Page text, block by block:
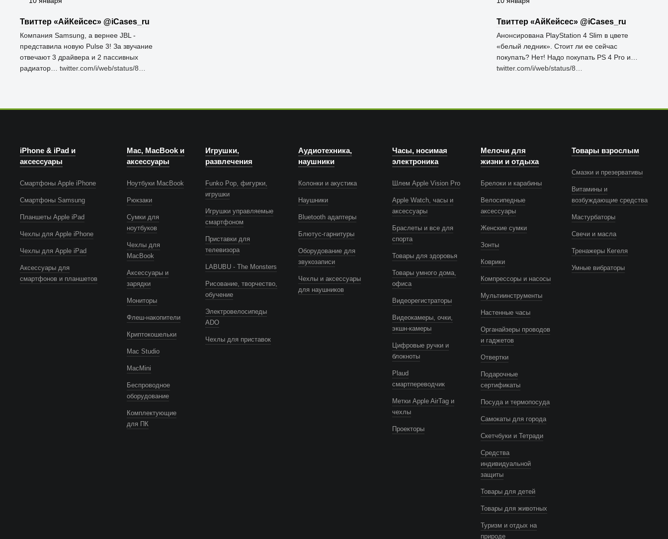
Твиттер «АйКейсес» ‏@iCases_ru
Анонсирована PlayStation 4 Slim в цвете
«белый ледник». Стоит ли ее сейчас
покупать? Нет! Надо покупать PS 4 Pro и…
twitter.com/i/web/status/8…
Твиттер «АйКейсес» ‏@iCases_ru
Компания Samsung, а вернее JBL -
представила новую Pulse 3! За звучание
отвечают 3 драйвера и 2 пассивных
радиатор… twitter.com/i/web/status/8…
iPhone & iPad и
аксессуары
Смартфоны Apple iPhone
Смартфоны Samsung
Планшеты Apple iPad
Чехлы для Apple iPhone
Чехлы для Apple iPad
Аксессуары для
смартфонов и планшетов
Mac, MacBook и
аксессуары
Ноутбуки MacBook
Рюкзаки
Сумки для
ноутбуков
Чехлы для
MacBook
Аксессуары и
зарядки
Мониторы
Флеш-накопители
Криптокошельки
Mac Studio
MacMini
Беспроводное
оборудование
Комплектующие
для ПК
Игрушки,
развлечения
Funko Pop, фигурки,
игрушки
Игрушки управляемые
смартфоном
Приставки для
телевизора
LABUBU - The Monsters
Рисование, творчество,
обучение
Электровелосипеды
ADO
Чехлы для приставок
Аудиотехника,
наушники
Колонки и акустика
Наушники
Bluetooth адаптеры
Блютус-гарнитуры
Оборудование для
звукозаписи
Чехлы и аксессуары
для наушников
Часы, носимая
электроника
Шлем Apple Vision Pro
Apple Watch, часы и
аксессуары
Браслеты и все для
спорта
Товары для здоровья
Товары умного дома,
офиса
Видеорегистраторы
Видеокамеры, очки,
экшн-камеры
Цифровые ручки и
блокноты
Plaud
смартпереводчик
Метки Apple AirTag и
чехлы
Проекторы
Мелочи для
жизни и отдыха
Брелоки и карабины
Велосипедные
аксессуары
Женские сумки
Зонты
Коврики
Компрессоры и насосы
Мультиинструменты
Настенные часы
Органайзеры проводов
и гаджетов
Отвертки
Подарочные
сертификаты
Посуда и термопосуда
Самокаты для города
Скетчбуки и Тетради
Средства
индивидуальной
защиты
Товары для детей
Товары для животных
Туризм и отдых на
природе
Товары взрослым
Смазки и презервативы
Витамины и
возбуждающие средства
Мастурбаторы
Свечи и масла
Тренажеры Кегеля
Умные вибраторы